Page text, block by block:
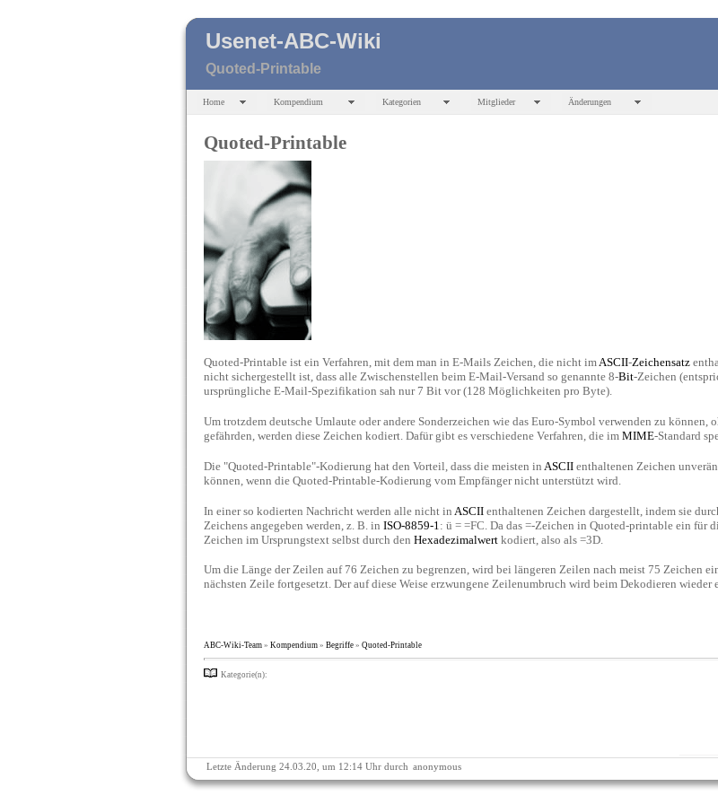
Usenet-ABC-Wiki
Quoted-Printable
Home Kompendium Kategorien Mitglieder Änderungen
Quoted-Printable
Quoted-Printable ist ein Verfahren, mit dem man in E-Mails Zeichen, die nicht imASCII-Zeichensatz
nicht sichergestellt ist, dass alle Zwischenstellen beim E-Mail-Versand so genannte 8-Bit-Zeichen
ursprüngliche E-Mail-Spezifikation sah nur 7 Bit vor (128 Möglichkeiten pro Byte).
Um trotzdem deutsche Umlaute oder andere Sonderzeichen wie das Euro-Symbol verwenden zu
gefährden, werden diese Zeichen kodiert. Dafür gibt es verschiedene Verfahren, die im MIME-Standard
Die "Quoted-Printable"-Kodierung hat den Vorteil, dass die meisten in ASCII enthaltenen Zeichen
können, wenn die Quoted-Printable-Kodierung vom Empfänger nicht unterstützt wird.
In einer so kodierten Nachricht werden alle nicht in ASCII enthaltenen Zeichen dargestellt, indem sie
Zeichens angegeben werden, z. B. in ISO-8859-1 : ü = =FC. Da das =-Zeichen in Quoted-printable ein für
Zeichen im Ursprungstext selbst durch den Hexadezimalwert kodiert, also als =3D.
Um die Länge der Zeilen auf 76 Zeichen zu begrenzen, wird bei längeren Zeilen nach meist 75 Zeichen
nächsten Zeile fortgesetzt. Der auf diese Weise erzwungene Zeilenumbruch wird beim Dekodieren wieder
ABC-Wiki-Team » Kompendium » Begriffe » Quoted-Printable
Kategorie(n):
Letzte Änderung 24.03.20, um 12:14 Uhr durch anonymous